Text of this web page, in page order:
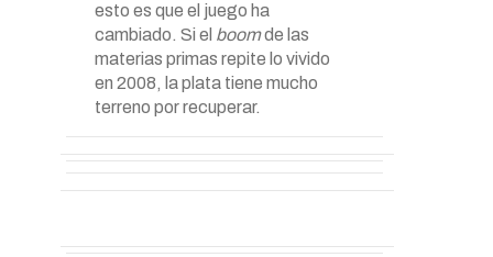
esto es que el juego ha
cambiado. Si el boomde las
materias primas repite lo vivido
en 2008, la plata tiene mucho
terreno por recuperar.